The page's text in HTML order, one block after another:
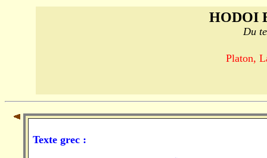
HODOI
Du
Platon,
Texte grec :